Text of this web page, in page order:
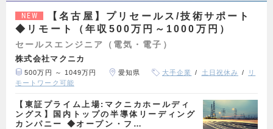
NEW
【名古屋】プリセールス/技術サポート
◆リモート（年収500万円～1000万円）
セールスエンジニア（電気・電子）
株式会社マクニカ
500万円 ～ 1049万円 愛知県 大手企業 土日祝休み
リ
モートワーク可能
【東証プライム上場:マクニカホールディ
ングス】国内トップの半導体リーディング
カンパニー ◆オープン・フ…